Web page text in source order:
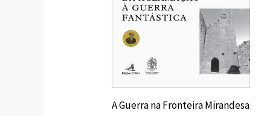
A Guerra na Fronteira Mirandesa